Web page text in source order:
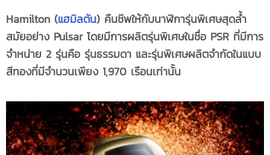
Hamilton (แฮมิลตัน) คืนชีพให้กับนาฬิการุ่นพิเศษสุดล้ำ
สมัยอย่าง Pulsar โดยมีการผลิตรุ่นพิเศษในชื่อ PSR ที่มีการ
จำหน่าย 2 รุ่นคือ รุ่นธรรมดา และรุ่นพิเศษผลิตจำกัดในแบบ
สีทองที่มีจำนวนเพียง 1,970 เรือนเท่านั้น